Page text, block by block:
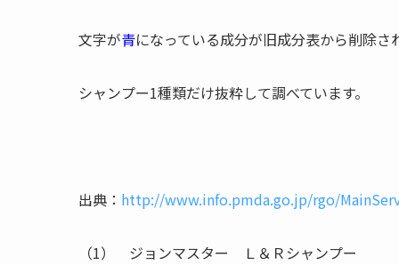
文字が青になっている成分が旧成分表から削除さ
シャンプー1種類だけ抜粋して調べています。
出典： http://www.info.pmda.go.jp/rgo/
（1） ジョンマスター Ｌ＆Ｒシャンプー